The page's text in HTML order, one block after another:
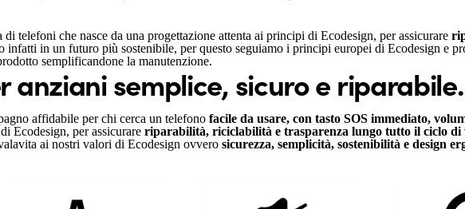
telefoni che nasce da una progettazione attenta ai principi di Ecodesign, per assicurare
infatti in un futuro più sostenibile, per questo seguiamo i principi europei di Ecodesign e
semplificandone la manutenzione.
anziani semplice, sicuro e riparabile.
affidabile per chi cerca un telefono facile da usare, con tasto SOS immediato,
Ecodesign, per assicurare riparabilità, riciclabilità e trasparenza lungo tutto il ciclo di
ai nostri valori di Ecodesign ovvero sicurezza, semplicità, sostenibilità e design